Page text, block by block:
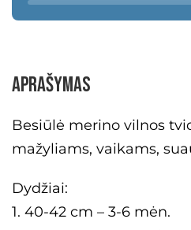
Aprašymas
Besiūlė merino vilnos
mažyliams, vaikams,
Dydžiai:
1. 40-42 cm – 3-6 mėn.